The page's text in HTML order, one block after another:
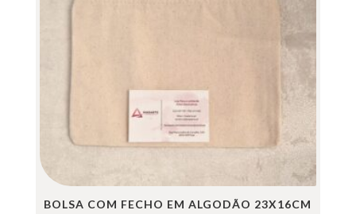
BOLSA COM FECHO EM ALGODÃO 23X16CM